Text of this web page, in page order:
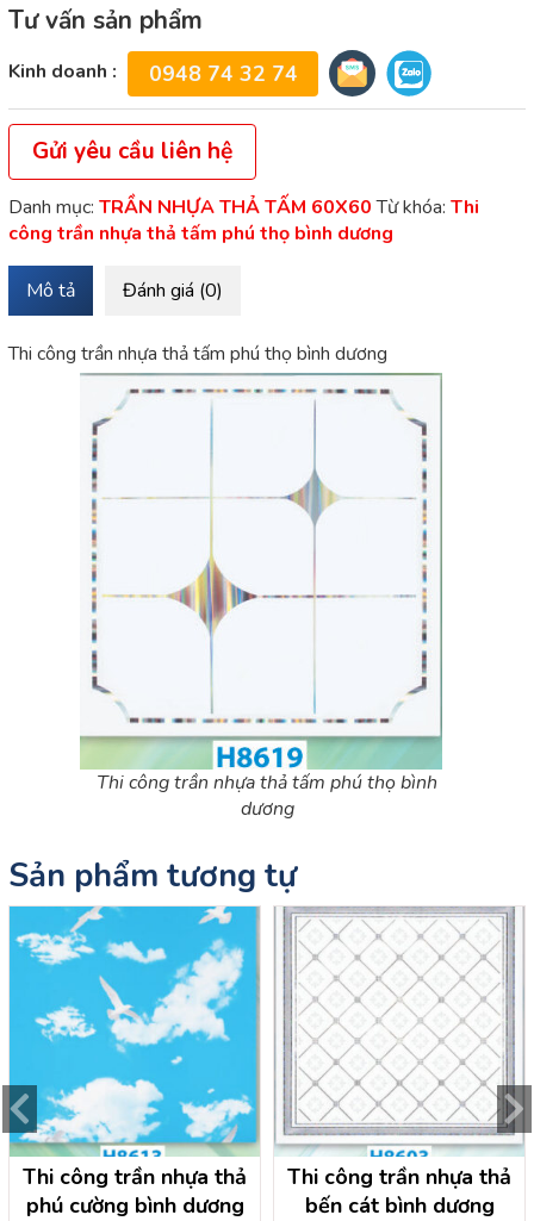
Tư vấn sản phẩm
Kinh doanh : 0948 74 32 74
Gửi yêu cầu liên hệ
Danh mục: TRẦN NHỰA THẢ TẤM 60X60 Từ khóa: Thi
công trần nhựa thả tấm phú thọ bình dương
Mô tả Đánh giá (0)
Thi công trần nhựa thả tấm phú thọ bình dương
Thi công trần nhựa thả tấm phú thọ bình
dương
Sản phẩm tương tự
Thi công trần nhựa thả
phú cường bình dương
Thi công trần nhựa thả
bến cát bình dương